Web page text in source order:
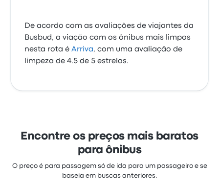
De acordo com as avaliações de viajantes da
Busbud, a viação com os ônibus mais limpos
nesta rota éArriva, com uma avaliação de
limpeza de 4.5 de 5 estrelas.
Encontre os preços mais baratos
para ônibus
O preço é para passagem só de ida para um passageiro e se
baseia em buscas anteriores.